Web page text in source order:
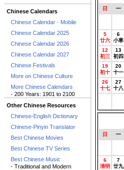
Chinese Calendars
Chinese Calendar - Mobile
Chinese Calendar 2025
Chinese Calendar 2026
Chinese Calendar 2027
Chinese Festivals
More on Chinese Culture
More Chinese Calendars
- 200 Years: 1901 to 2100
Other Chinese Resources
Chinese-English Dictionary
Chinese-Pinyin Translator
Best Chinese Movies
Best Chinese TV Series
Best Chinese Music
- Traditional and Modern
日 一
5
廿六
6
小寒
12
初三
13
初四
19
初十
20
十一
26
十七
27
十八
日 一
6
清明
7
廿九